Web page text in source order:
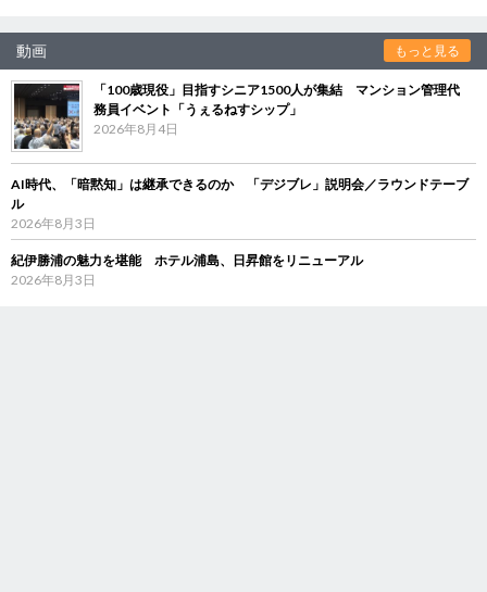
動画 もっと見る
「100歳現役」目指すシニア1500人が集結 マンション管理代
務員イベント「うぇるねすシップ」
2026年8月4日
AI時代、「暗黙知」は継承できるのか 「デジブレ」説明会／ラウンドテーブ
ル
2026年8月3日
紀伊勝浦の魅力を堪能 ホテル浦島、日昇館をリニューアル
2026年8月3日